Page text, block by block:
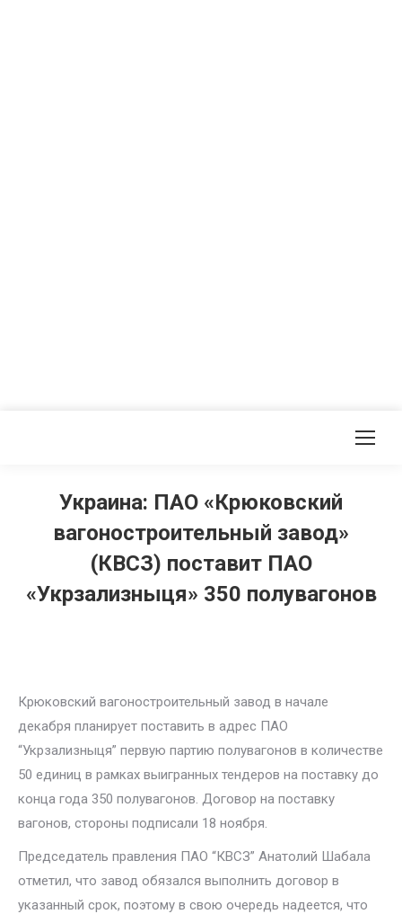
Украина: ПАО «Крюковский
вагоностроительный завод»
(КВСЗ) поставит ПАО
«Укрзализныця» 350 полувагонов
Крюковский вагоностроительный завод в начале
декабря планирует поставить в адрес ПАО
“Укрзализныця” первую партию полувагонов в количестве
50 единиц в рамках выигранных тендеров на поставку до
конца года 350 полувагонов. Договор на поставку
вагонов, стороны подписали 18 ноября.
Председатель правления ПАО “КВСЗ” Анатолий Шабала
отметил, что завод обязался выполнить договор в
указанный срок, поэтому в свою очередь надеется, что